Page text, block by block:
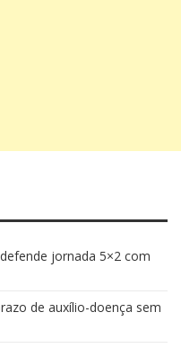
jornada 5×2 com
de auxílio-doença sem